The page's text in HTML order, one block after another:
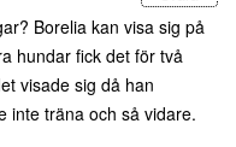
Borelia kan visa sig på
hundar fick det för två
visade sig då han
inte träna och så vidare.